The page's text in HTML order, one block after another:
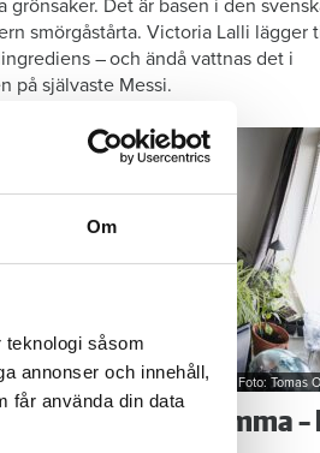
Om
teknologi såsom
annonser och innehåll,
får använda din data
grönsaker. Det är basen i den
smörgåstårta. Victoria Lalli lägger
– och ändå vattnas det i
på självaste Messi.
Foto: Tomas
du vatten hemma –